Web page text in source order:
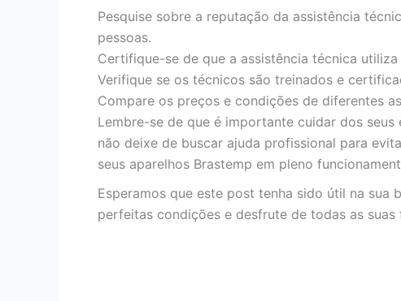
Pesquise sobre a reputação da assistência
pessoas.
Certifique-se de que a assistência técnica
Verifique se os técnicos são treinados e
Compare os preços e condições de diferentes
Lembre-se de que é importante cuidar dos
não deixe de buscar ajuda profissional para
seus aparelhos Brastemp em pleno
Esperamos que este post tenha sido útil na sua
perfeitas condições e desfrute de todas as